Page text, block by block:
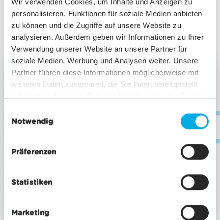
Wir verwenden Cookies, um Inhalte und Anzeigen zu
personalisieren, Funktionen für soziale Medien anbieten
zu können und die Zugriffe auf unsere Website zu
analysieren. Außerdem geben wir Informationen zu Ihrer
Verwendung unserer Website an unsere Partner für
soziale Medien, Werbung und Analysen weiter. Unsere
Partner führen diese Informationen möglicherweise mit
weiteren Daten zusammen, die Sie ihnen bereitgestellt
Notwendig
Präferenzen
Statistiken
Marketing
nombreux faits intéressants qui entourent la
célèbre montagne. Records, mythes et coups du
sort: le Cervin a sa propre personnalité.
QUELLE EST L’ALTITUDE DU CERVIN?
DANS QUELLE CHAÎNE DE
MONTAGNES SE TROUVE-T-IL?
NOM?
À QUAND REMONTE LA PREMIÈRE
ASCENSION DU CERVIN?
POURQUOI VICTOIRE AU SOMMET ET